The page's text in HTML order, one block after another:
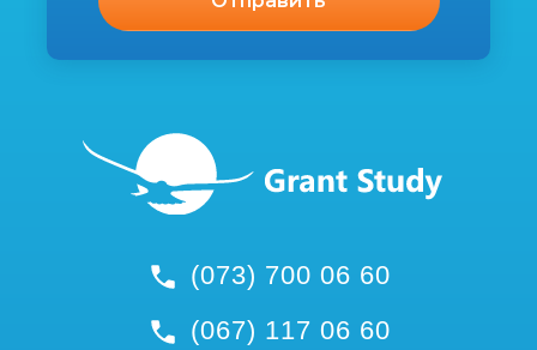
(073) 700 06 60
(067) 117 06 60